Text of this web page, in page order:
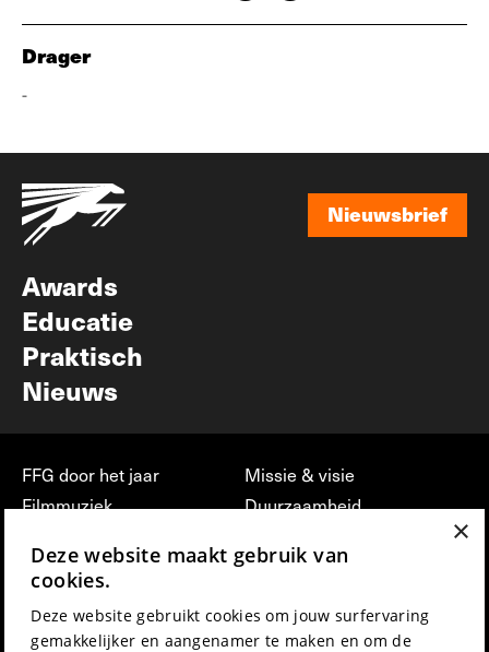
Drager
-
Nieuwsbrief
Awards
Educatie
Praktisch
Nieuws
FFG door het jaar
Filmmuziek
Press & Industry
Film Fest Friends
Missie & visie
Duurzaamheid
vrijwilligerswerk bij FFG
Privacy & Disclaimer
×
Deze website maakt gebruik van
cookies.
Deze website gebruikt cookies om jouw surfervaring
gemakkelijker en aangenamer te maken en om de